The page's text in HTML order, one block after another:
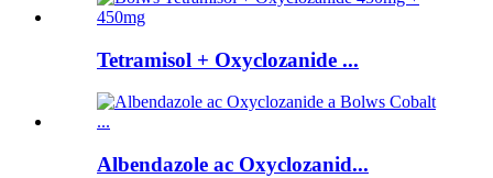
Tetramisol + Oxyclozanide ...
Albendazole ac Oxyclozanid...